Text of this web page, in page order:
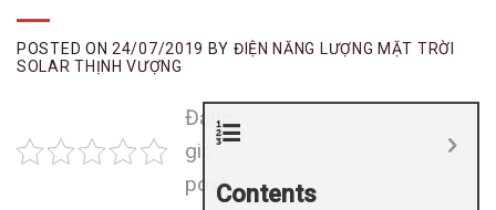
POSTED ON 24/07/2019 BY ĐIỆN NĂNG LƯỢNG MẶT TRỜI
SOLAR THỊNH VƯỢNG
Contents
Đánh
giá
post